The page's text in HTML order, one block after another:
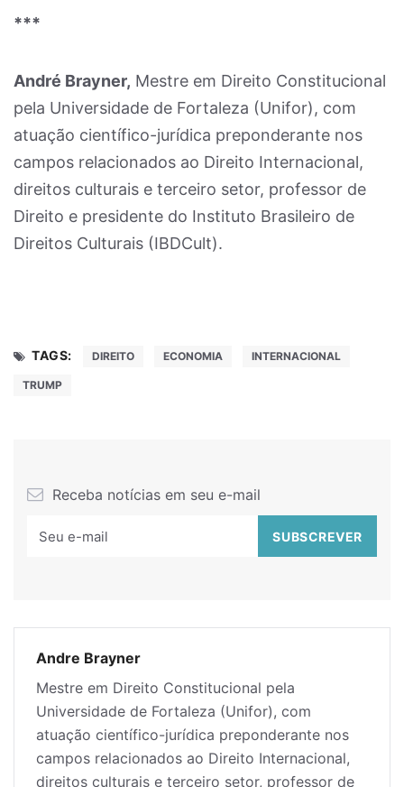
***
André Brayner, Mestre em Direito Constitucional
pela Universidade de Fortaleza (Unifor), com
atuação científico-jurídica preponderante nos
campos relacionados ao Direito Internacional,
direitos culturais e terceiro setor, professor de
Direito e presidente do Instituto Brasileiro de
Direitos Culturais (IBDCult).
TAGS: DIREITO ECONOMIA INTERNACIONAL
TRUMP
Receba notícias em seu e-mail
Andre Brayner
Mestre em Direito Constitucional pela
Universidade de Fortaleza (Unifor), com
atuação científico-jurídica preponderante nos
campos relacionados ao Direito Internacional,
direitos culturais e terceiro setor, professor de